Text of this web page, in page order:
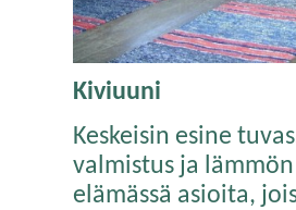
Kiviuuni
Keskeisin esine
valmistus ja
elämässä asioita,